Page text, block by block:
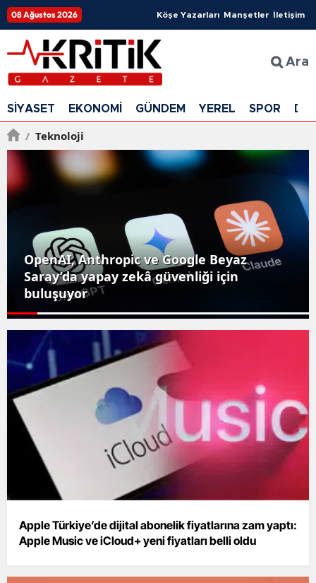
08 Ağustos 2026 Köşe Yazarları Manşetler İletişim
Ara
SİYASET EKONOMİ GÜNDEM YEREL SPOR
/ Teknoloji
OpenAI, Anthropic ve Google Beyaz
Saray’da yapay zekâ güvenliği için
buluşuyor
Apple Türkiye’de dijital abonelik fiyatlarına zam yaptı:
Apple Music ve iCloud+ yeni fiyatları belli oldu